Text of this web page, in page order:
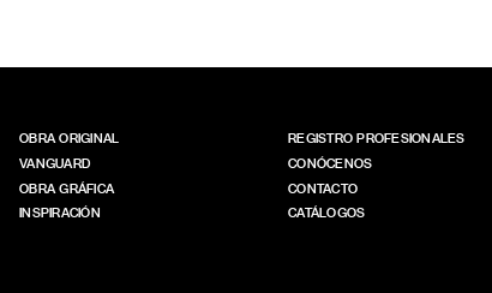
OBRA ORIGINAL
VANGUARD
OBRA GRÁFICA
INSPIRACIÓN
REGISTRO PROFESIONALES
CONÓCENOS
CONTACTO
CATÁLOGOS